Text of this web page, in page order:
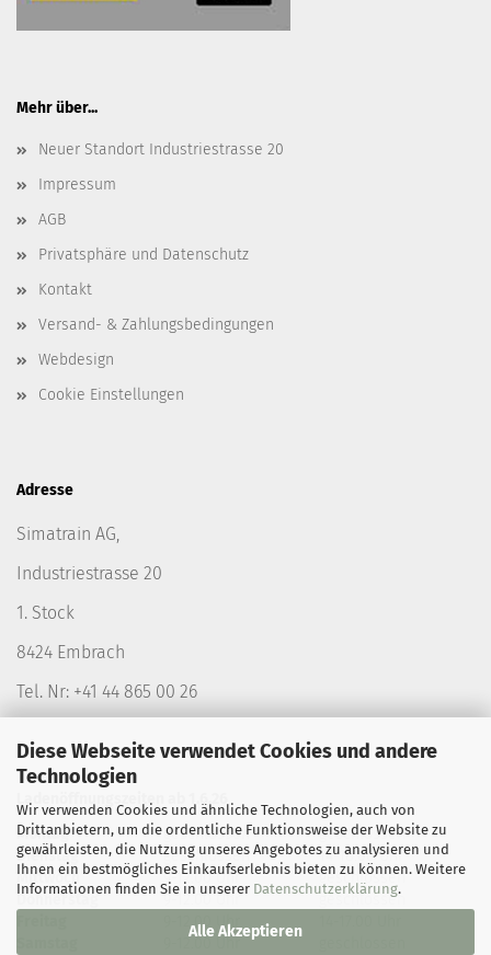
Diese Webseite verwendet Cookies und andere
Technologien
Wir verwenden Cookies und ähnliche Technologien, auch von
Drittanbietern, um die ordentliche Funktionsweise der Website zu
gewährleisten, die Nutzung unseres Angebotes zu analysieren und
Ihnen ein bestmögliches Einkaufserlebnis bieten zu können. Weitere
Informationen finden Sie in unserer Datenschutzerklärung.
Alle Akzeptieren
Mehr über...
Neuer Standort Industriestrasse 20
Impressum
AGB
Privatsphäre und Datenschutz
Kontakt
Versand- & Zahlungsbedingungen
Webdesign
Cookie Einstellungen
Adresse
Simatrain AG,
Industriestrasse 20
1. Stock
8424 Embrach
Tel. Nr: +41 44 865 00 26
Ladenöffnungszeiten ab 1.6.26
Montag
geschlossen
geschlossen
Dienstag
geschlossen
14-18.00 Uhr
Mittwoch
9-12.00 Uhr
geschlossen
Donnerstag
9-12.00 Uhr
geschlossen
9-12.00 Uhr